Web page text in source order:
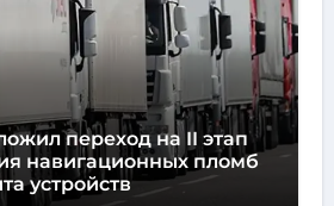
переход на II этап
навигационных пломб
устройств